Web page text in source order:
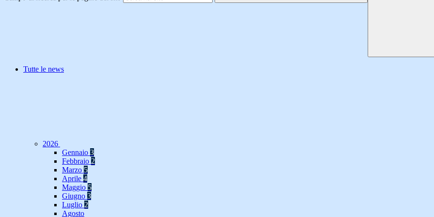
Tutte le news
2026
Gennaio 3
Febbraio 2
Marzo 5
Aprile 4
Maggio 5
Giugno 3
Luglio 2
Agosto